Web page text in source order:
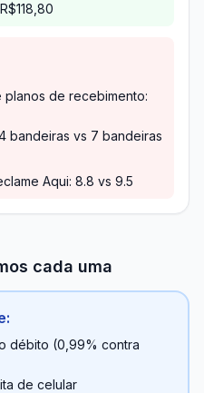
de recebimento:
bandeiras vs 7 bandeiras
Aqui: 8.8 vs 9.5
cada uma
débito (0,99% contra
de celular